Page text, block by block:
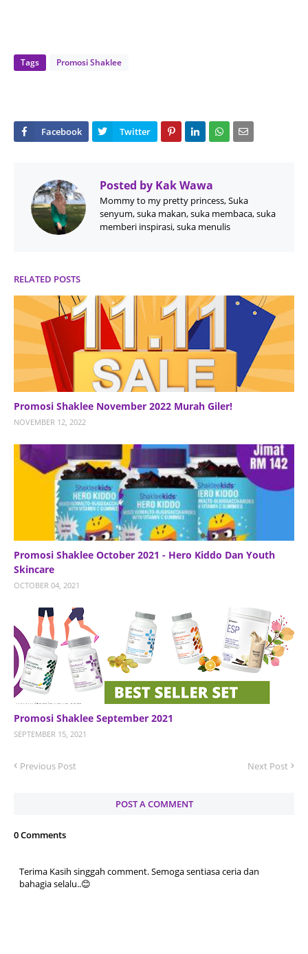
Tags Promosi Shaklee
Posted by Kak Wawa
Mommy to my pretty princess, Suka
senyum, suka makan, suka membaca, suka
memberi inspirasi, suka menulis
RELATED POSTS
Promosi Shaklee November 2022 Murah Giler!
NOVEMBER 12, 2022
Promosi Shaklee October 2021 - Hero Kiddo Dan Youth
Skincare
OCTOBER 04, 2021
Promosi Shaklee September 2021
SEPTEMBER 15, 2021
Previous Post Next Post
POST A COMMENT
0 Comments
Terima Kasih singgah comment. Semoga sentiasa ceria dan
bahagia selalu..😊